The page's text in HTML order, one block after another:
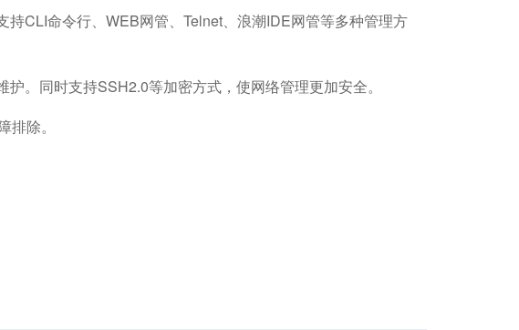
CLI命令行、WEB网管、Telnet、浪潮IDE网管等多种管理方
。同时支持SSH2.0等加密方式，使网络管理更加安全。
除。